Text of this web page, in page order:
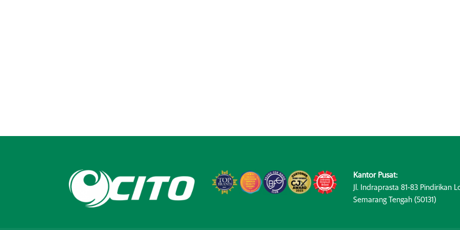
Kantor Pusat:
Jl. Indraprasta 81-83 Pindirikan
Semarang Tengah (50131)